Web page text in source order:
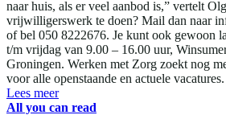
naar huis, als er veel aanbod is,” vertelt
vrijwilligerswerk te doen? Mail dan naar
of bel 050 8222676. Je kunt ook gewoon
t/m vrijdag van 9.00 – 16.00 uur,
Groningen. Werken met Zorg zoekt nog
voor alle openstaande en actuele vacatures.
Lees meer
All you can read